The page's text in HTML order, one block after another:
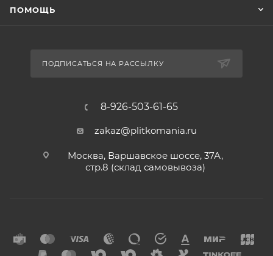
ПОМОЩЬ
ПОДПИСАТЬСЯ НА РАССЫЛКУ
8-926-503-61-65
zakaz@plitkomania.ru
Москва, Варшавское шоссе, 37А,
стр.8 (склад самовывоза)